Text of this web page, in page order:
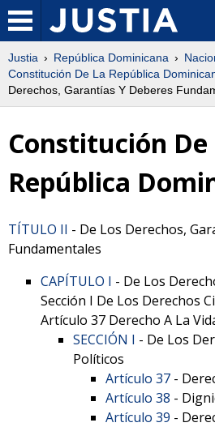
Justia República Dominicana
Constitución De La República
Derechos, Garantías Y Deberes
Constitución De
República
TÍTULO II - De Los Derechos,
Fundamentales
CAPÍTULO I - De Los
Sección I De Los Derechos
Artículo 37 Derecho A La
SECCIÓN I - De Los
Políticos
Artículo 37 -
Artículo 38 -
Artículo 39 -